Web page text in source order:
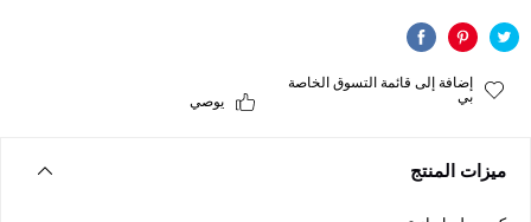
إضافة إلى قائمة التسوق الخاصة
بي
يوصي
ميزات المنتج